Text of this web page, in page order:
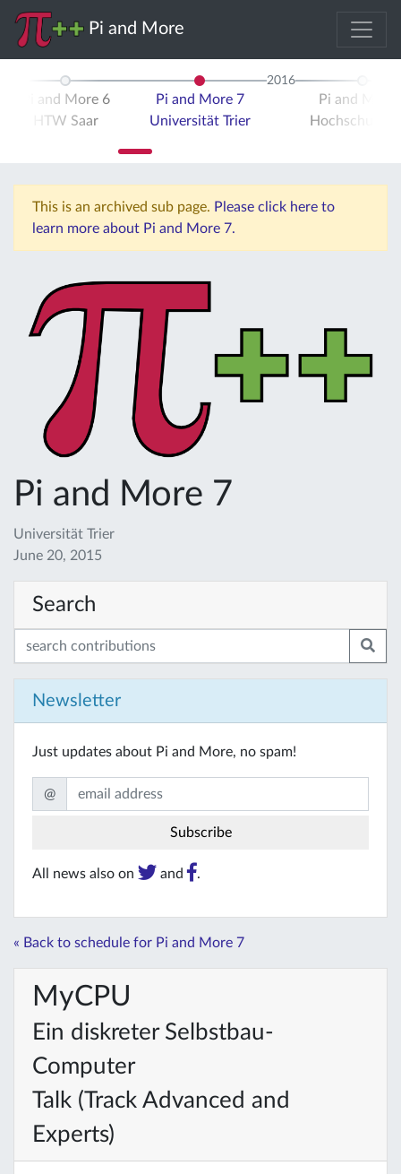
Pi and More
Pi and More 6
HTW Saar
Pi and More 7
Universität Trier
2016
Pi and More
Hochschule
This is an archived sub page. Please click here to
learn more about Pi and More 7.
Pi and More 7
Universität Trier
June 20, 2015
Search
Newsletter
Just updates about Pi and More, no spam!
@
All news also on and .
« Back to schedule for Pi and More 7
MyCPU
Ein diskreter Selbstbau-
Computer
Talk (Track Advanced and
Experts)